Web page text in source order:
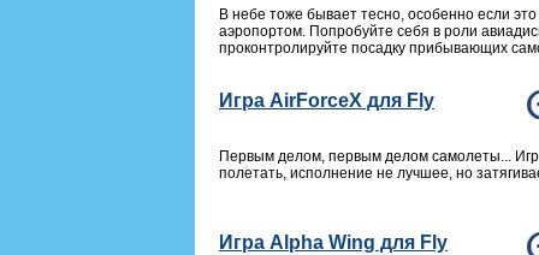
В небе тоже бывает тесно, особенно если
аэропортом. Попробуйте себя в роли
проконтролируйте посадку прибывающих
Игра AirForceX для Fly
Первым делом, первым делом самолеты...
полетать, исполнение не лучшее, но
Игра Alpha Wing для Fly